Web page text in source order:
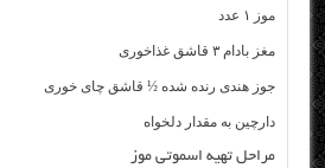
موز ۱ عدد
مغز بادام ۳ قاشق غذاخوری
جوز هندی رنده شده ½ قاشق چای خوری
دارچین به مقدار دلخواه
مراحل تهیه اسموتی موز